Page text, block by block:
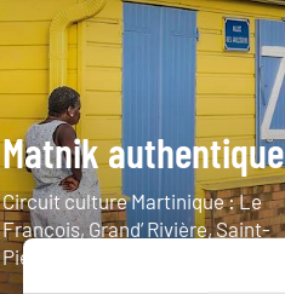
Matnik authentique
Circuit culture Martinique : Le
François, Grand’ Rivière, Saint-
Pierre, Sainte-Anne.